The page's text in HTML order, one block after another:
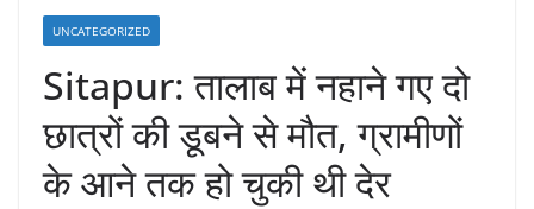
UNCATEGORIZED
Sitapur: तालाब में नहाने गए दो
छात्रों की डूबने से मौत, ग्रामीणों
के आने तक हो चुकी थी देर